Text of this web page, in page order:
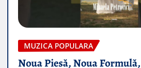
MUZICA POPULARA
Noua Piesă, Noua